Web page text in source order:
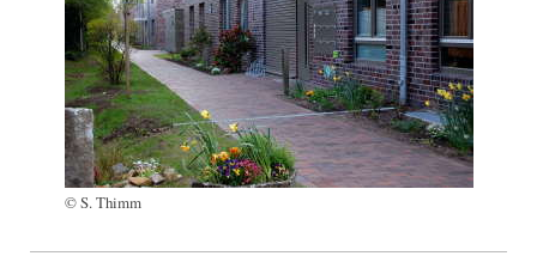
© S. Thimm